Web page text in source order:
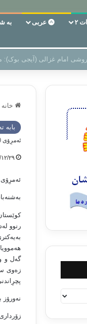
۲ عربی به
فساد در زمین‌، دوری
خانه
بابه
ئه‌مرِۆى 2710 ى نه‌ورۆزى كوردى ، بابه‌تێكى خۆش و جوان بيخوێنه‌وه‌
۸۸/
ئه‌مرِۆى 2710 ى نه‌ورۆزى كوردى ، بابه‌تێكى خۆش و جوان بيخوێنه‌وه‌
رنوو
گه‌ل و
زه‌وى